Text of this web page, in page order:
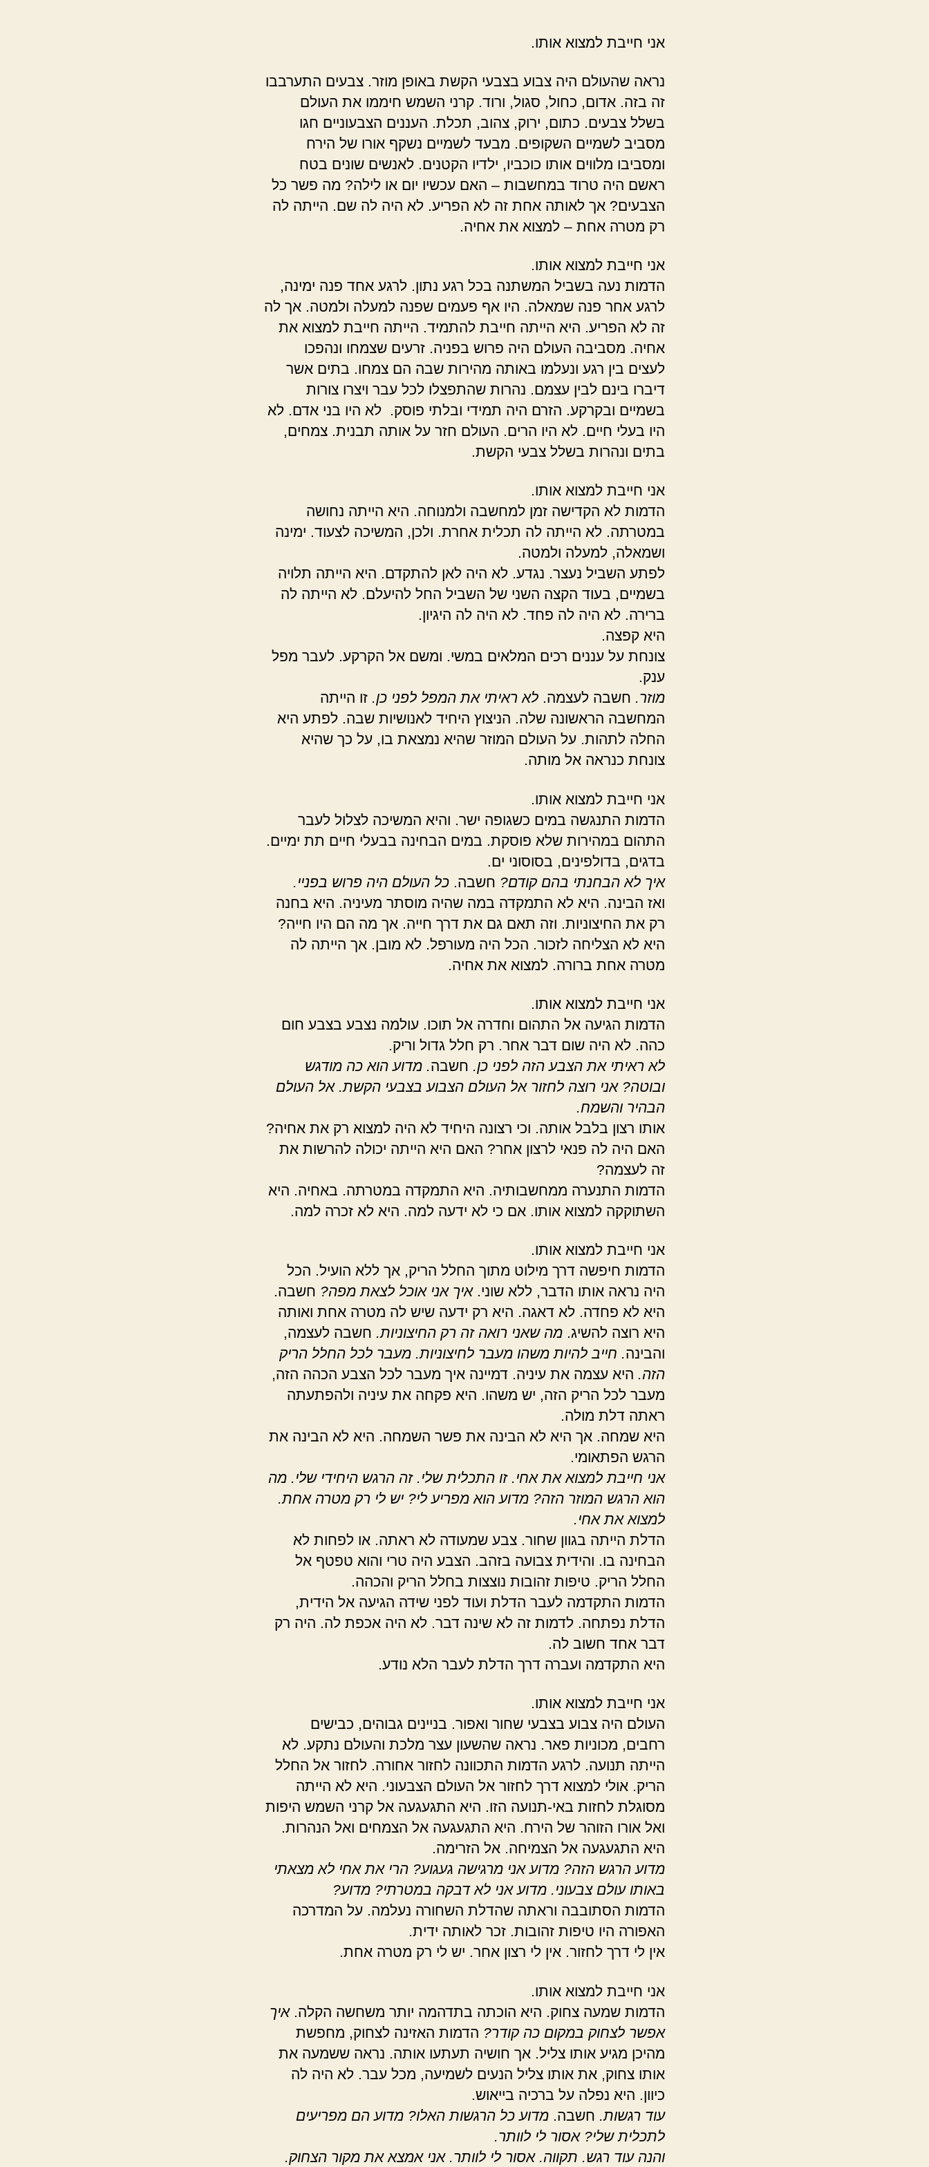
אני חייבת למצוא אותו.
נראה שהעולם היה צבוע בצבעי הקשת באופן מוזר. צבעים התערבבו
זה בזה. אדום, כחול, סגול, ורוד. קרני השמש חיממו את העולם
בשלל צבעים. כתום, ירוק, צהוב, תכלת. העננים הצבעוניים חגו
מסביב לשמיים השקופים. מבעד לשמיים נשקף אורו של הירח
ומסביבו מלווים אותו כוכביו, ילדיו הקטנים. לאנשים שונים בטח
ראשם היה טרוד במחשבות – האם עכשיו יום או לילה? מה פשר כל
הצבעים? אך לאותה אחת זה לא הפריע. לא היה לה שם. הייתה לה
רק מטרה אחת – למצוא את אחיה.
אני חייבת למצוא אותו.
הדמות נעה בשביל המשתנה בכל רגע נתון. לרגע אחד פנה ימינה,
לרגע אחר פנה שמאלה. היו אף פעמים שפנה למעלה ולמטה. אך לה
זה לא הפריע. היא הייתה חייבת להתמיד. הייתה חייבת למצוא את
אחיה. מסביבה העולם היה פרוש בפניה. זרעים שצמחו ונהפכו
לעצים בין רגע ונעלמו באותה מהירות שבה הם צמחו. בתים אשר
דיברו בינם לבין עצמם. נהרות שהתפצלו לכל עבר ויצרו צורות
בשמיים ובקרקע. הזרם היה תמידי ובלתי פוסק. לא היו בני אדם. לא
היו בעלי חיים. לא היו הרים. העולם חזר על אותה תבנית. צמחים,
בתים ונהרות בשלל צבעי הקשת.
אני חייבת למצוא אותו.
הדמות לא הקדישה זמן למחשבה ולמנוחה. היא הייתה נחושה
במטרתה. לא הייתה לה תכלית אחרת. ולכן, המשיכה לצעוד. ימינה
ושמאלה, למעלה ולמטה.
לפתע השביל נעצר. נגדע. לא היה לאן להתקדם. היא הייתה תלויה
בשמיים, בעוד הקצה השני של השביל החל להיעלם. לא הייתה לה
ברירה. לא היה לה פחד. לא היה לה היגיון.
היא קפצה.
צונחת על עננים רכים המלאים במשי. ומשם אל הקרקע. לעבר מפל
ענק.
מוזר. חשבה לעצמה. לא ראיתי את המפל לפני כן. זו הייתה
המחשבה הראשונה שלה. הניצוץ היחיד לאנושיות שבה. לפתע היא
החלה לתהות. על העולם המוזר שהיא נמצאת בו, על כך שהיא
צונחת כנראה אל מותה.
אני חייבת למצוא אותו.
הדמות התנגשה במים כשגופה ישר. והיא המשיכה לצלול לעבר
התהום במהירות שלא פוסקת. במים הבחינה בבעלי חיים תת ימיים.
בדגים, בדולפינים, בסוסוני ים.
איך לא הבחנתי בהם קודם? חשבה. כל העולם היה פרוש בפניי
ואז הבינה. היא לא התמקדה במה שהיה מוסתר מעיניה. היא בחנה
רק את החיצוניות. וזה תאם גם את דרך חייה. אך מה הם היו חייה?
היא לא הצליחה לזכור. הכל היה מעורפל. לא מובן. אך הייתה לה
מטרה אחת ברורה. למצוא את אחיה.
אני חייבת למצוא אותו.
הדמות הגיעה אל התהום וחדרה אל תוכו. עולמה נצבע בצבע חום
כהה. לא היה שום דבר אחר. רק חלל גדול וריק.
לא ראיתי את הצבע הזה לפני כן. חשבה. מדוע הוא כה מודגש
ובוטה? אני רוצה לחזור אל העולם הצבוע בצבעי הקשת. אל העולם
הבהיר והשמח.
אותו רצון בלבל אותה. וכי רצונה היחיד לא היה למצוא רק את אחיה?
האם היה לה פנאי לרצון אחר? האם היא הייתה יכולה להרשות את
זה לעצמה?
הדמות התנערה ממחשבותיה. היא התמקדה במטרתה. באחיה. היא
השתוקקה למצוא אותו. אם כי לא ידעה למה. היא לא זכרה למה.
אני חייבת למצוא אותו.
הדמות חיפשה דרך מילוט מתוך החלל הריק, אך ללא הועיל. הכל
היה נראה אותו הדבר, ללא שוני.איך אני אוכל לצאת מפה? חשבה.
היא לא פחדה. לא דאגה. היא רק ידעה שיש לה מטרה אחת ואותה
היא רוצה להשיג. מה שאני רואה זה רק החיצוניות. חשבה לעצמה,
והבינה. חייב להיות משהו מעבר לחיצוניות. מעבר לכל החלל הריק
הזה. היא עצמה את עיניה. דמיינה איך מעבר לכל הצבע הכהה הזה,
מעבר לכל הריק הזה, יש משהו. היא פקחה את עיניה ולהפתעתה
ראתה דלת מולה.
היא שמחה. אך היא לא הבינה את פשר השמחה. היא לא הבינה את
הרגש הפתאומי.
אני חייבת למצוא את אחי. זו התכלית שלי. זה הרגש היחידי שלי. מה
הוא הרגש המוזר הזה? מדוע הוא מפריע לי? יש לי רק מטרה אחת.
למצוא את אחי.
הדלת הייתה בגוון שחור. צבע שמעודה לא ראתה. או לפחות לא
הבחינה בו. והידית צבועה בזהב. הצבע היה טרי והוא טפטף אל
החלל הריק. טיפות זהובות נוצצות בחלל הריק והכהה.
הדמות התקדמה לעבר הדלת ועוד לפני שידה הגיעה אל הידית,
הדלת נפתחה. לדמות זה לא שינה דבר. לא היה אכפת לה. היה רק
דבר אחד חשוב לה.
היא התקדמה ועברה דרך הדלת לעבר הלא נודע.
אני חייבת למצוא אותו.
העולם היה צבוע בצבעי שחור ואפור. בניינים גבוהים, כבישים
רחבים, מכוניות פאר. נראה שהשעון עצר מלכת והעולם נתקע. לא
הייתה תנועה. לרגע הדמות התכוונה לחזור אחורה. לחזור אל החלל
הריק. אולי למצוא דרך לחזור אל העולם הצבעוני. היא לא הייתה
מסוגלת לחזות באי-תנועה הזו. היא התגעגעה אל קרני השמש היפות
ואל אורו הזוהר של הירח. היא התגעגעה אל הצמחים ואל הנהרות.
היא התגעגעה אל הצמיחה. אל הזרימה.
מדוע הרגש הזה? מדוע אני מרגישה געגוע? הרי את אחי לא מצאתי
באותו עולם צבעוני. מדוע אני לא דבקה במטרתי? מדוע?
הדמות הסתובבה וראתה שהדלת השחורה נעלמה. על המדרכה
האפורה היו טיפות זהובות. זכר לאותה ידית.
אין לי דרך לחזור. אין לי רצון אחר. יש לי רק מטרה אחת.
אני חייבת למצוא אותו.
הדמות שמעה צחוק. היא הוכתה בתדהמה יותר משחשה הקלה.איך
אפשר לצחוק במקום כה קודר? הדמות האזינה לצחוק, מחפשת
מהיכן מגיע אותו צליל. אך חושיה תעתעו אותה. נראה ששמעה את
אותו צחוק, את אותו צליל הנעים לשמיעה, מכל עבר. לא היה לה
כיוון. היא נפלה על ברכיה בייאוש.
עוד רגשות.
חשבה. מדוע כל הרגשות האלו? מדוע הם מפריעים
לתכלית שלי? אסור לי לוותר.
והנה עוד רגש. תקווה. אסור לי לוותר. אני אמצא את מקור הצחוק.